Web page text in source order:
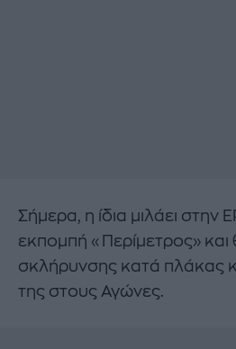
Σήμερα, η ίδια μιλάει στην
εκπομπή «Περίμετρος» και
σκλήρυνσης κατά πλάκας
της στους Αγώνες.